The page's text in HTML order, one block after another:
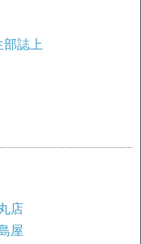
部誌上
店
屋